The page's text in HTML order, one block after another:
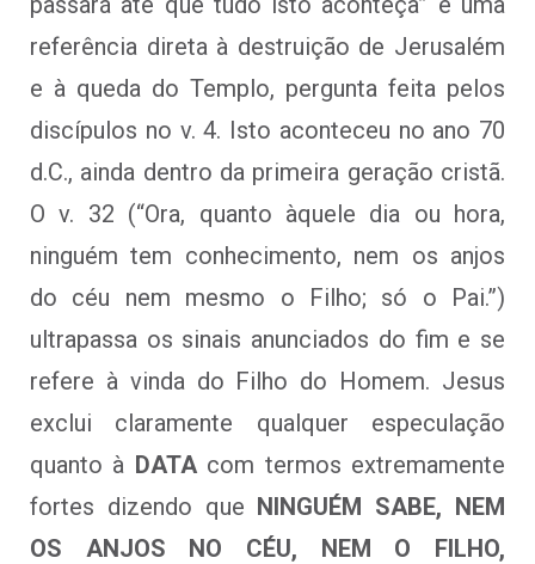
referência direta à destruição de Jerusalém
e à queda do Templo, pergunta feita pelos
discípulos no v. 4. Isto aconteceu no ano 70
d.C., ainda dentro da primeira geração cristã.
O v. 32 (“Ora, quanto àquele dia ou hora,
ninguém tem conhecimento, nem os anjos
do céu nem mesmo o Filho; só o Pai.”)
ultrapassa os sinais anunciados do fim e se
refere à vinda do Filho do Homem. Jesus
exclui claramente qualquer especulação
quanto à DATAcom termos extremamente
fortes dizendo que NINGUÉM SABE, NEM
OS ANJOS NO CÉU, NEM O FILHO,